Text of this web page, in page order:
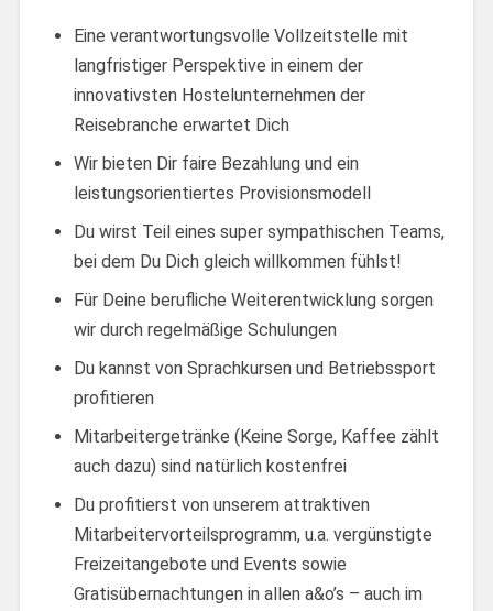
Eine verantwortungsvolle Vollzeitstelle mit
langfristiger Perspektive in einem der
innovativsten Hostelunternehmen der
Reisebranche erwartet Dich
Wir bieten Dir faire Bezahlung und ein
leistungsorientiertes Provisionsmodell
Du wirst Teil eines super sympathischen Teams,
bei dem Du Dich gleich willkommen fühlst!
Für Deine berufliche Weiterentwicklung sorgen
wir durch regelmäßige Schulungen
Du kannst von Sprachkursen und Betriebssport
profitieren
Mitarbeitergetränke (Keine Sorge, Kaffee zählt
auch dazu) sind natürlich kostenfrei
Du profitierst von unserem attraktiven
Mitarbeitervorteilsprogramm, u.a. vergünstigte
Freizeitangebote und Events sowie
Gratisübernachtungen in allen a&o’s – auch im